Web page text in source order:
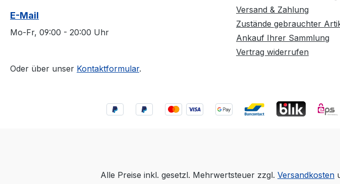
E-Mail
Mo-Fr, 09:00 - 20:00 Uhr
Oder über unser Kontaktformular.
Versand & Zahlung
Zustände gebrauchter
Ankauf Ihrer Sammlung
Vertrag widerrufen
Alle Preise inkl. gesetzl. Mehrwertsteuer zzgl. Versandkosten